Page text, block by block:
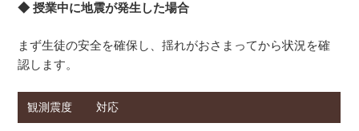
◆ 授業中に地震が発生した場合
まず生徒の安全を確保し、揺れがおさまってから状況を確
認します。
観測震度 対応